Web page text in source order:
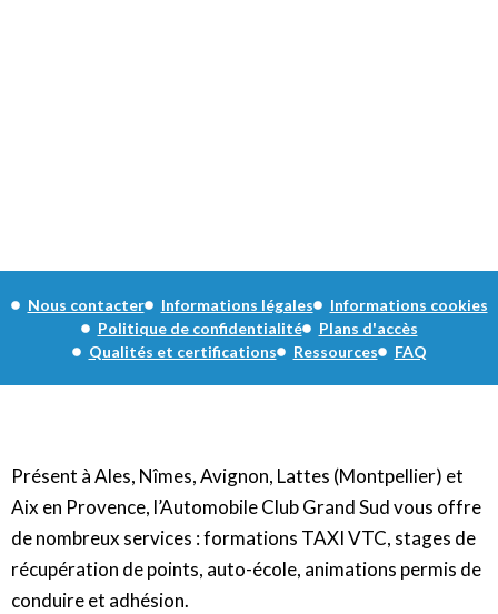
Nous contacter Informations légales
Informations cookies
Politique de confidentialité
Plans d'accès
Qualités et certifications
Ressources FAQ
Présent à Ales, Nîmes, Avignon, Lattes (Montpellier) et
Aix en Provence, l’Automobile Club Grand Sud vous offre
de nombreux services : formations TAXI VTC, stages de
récupération de points, auto-école, animations permis de
conduire et adhésion.